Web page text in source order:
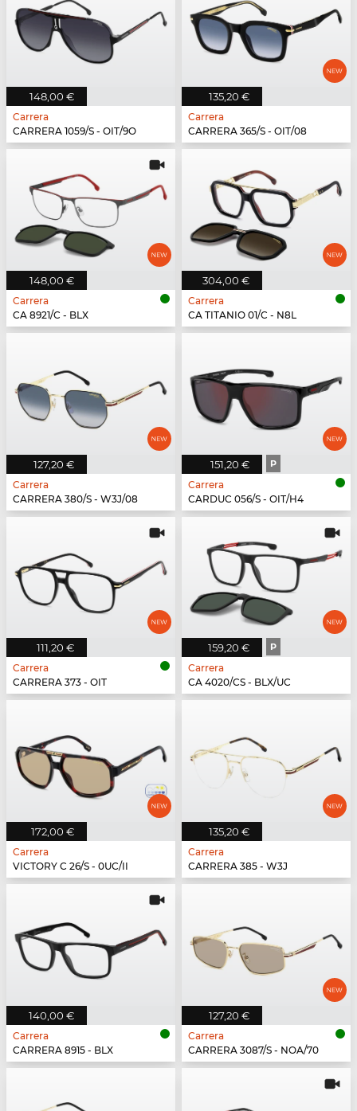
148,00 €
Carrera
CARRERA 1059/S - OIT/9O
135,20 €
Carrera
CARRERA 365/S - OIT/08
148,00 €
Carrera
CA 8921/C - BLX
304,00 €
Carrera
CA TITANIO 01/C - N8L
127,20 €
Carrera
CARRERA 380/S - W3J/08
151,20 € P
Carrera
CARDUC 056/S - OIT/H4
111,20 €
Carrera
CARRERA 373 - OIT
159,20 € P
Carrera
CA 4020/CS - BLX/UC
172,00 €
Carrera
VICTORY C 26/S - 0UC/II
135,20 €
Carrera
CARRERA 385 - W3J
140,00 €
Carrera
CARRERA 8915 - BLX
127,20 €
Carrera
CARRERA 3087/S - NOA/70